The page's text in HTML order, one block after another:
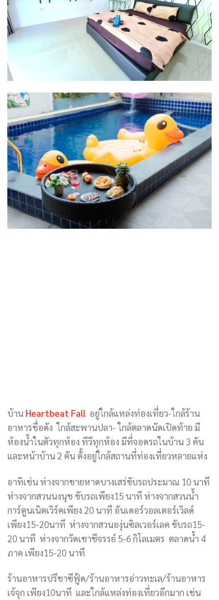
บ้าน Heartbeat Fall อยู่ใกล้แหล่งท่องเที่ยว-ใกล้ร้าน
อาหารชื่อดัง ใกล้สะพานปลา- ใกล้ตลาดนัดเปิดท้าย มี
ห้องน้ำในตัวทุกห้อง ทีวีทุกห้อง มีที่จอดรถในบ้าน 3 คัน
และหน้าบ้าน 2 คัน ตั้งอยู่ใกล้สถานที่ท่องเที่ยวหลายแห่ง
อาทิเช่น ห่างจากชายหาดบางเสร่ขับรถประมาณ 10 นาที
ห่างจากสวนนงนุช ขับรถเพียง15 นาที ห่างจากสวนน้ำ
การ์ตูนเนิตเวิร์คเพียง 20 นาที อันเดอร์วอลเตอร์เวิลด์
เพียง15-20นาที ห่างจากสวนองุ่นซิลเวอร์เลค ขับรถ15-
20 นาที ห่างจากวัดเชาชีจรรย์ 5-6 กิโลเมตร ตลาดน้ำ 4
ภาค เพียง15-20 นาที
ร้านอาหารปรีชาซีฟู้ด/ร้านอาหารอ่าวทะเล/ร้านอาหาร
เจ้จุก เพียง10นาที และใกล้แหล่งท่องเที่ยวอีกมาก เช่น